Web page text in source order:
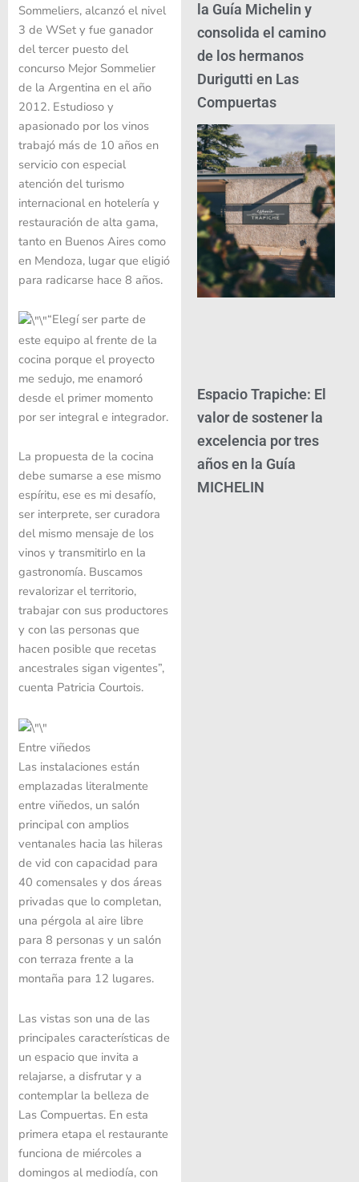
Sommeliers, alcanzó el nivel
3 de WSet y fue ganador
del tercer puesto del
concurso Mejor Sommelier
de la Argentina en el año
2012. Estudioso y
apasionado por los vinos
trabajó más de 10 años en
servicio con especial
atención del turismo
internacional en hotelería y
restauración de alta gama,
tanto en Buenos Aires como
en Mendoza, lugar que eligió
para radicarse hace 8 años.
“Elegí ser parte de
este equipo al frente de la
cocina porque el proyecto
me sedujo, me enamoró
desde el primer momento
por ser integral e integrador.
La propuesta de la cocina
debe sumarse a ese mismo
espíritu, ese es mi desafío,
ser interprete, ser curadora
del mismo mensaje de los
vinos y transmitirlo en la
gastronomía. Buscamos
revalorizar el territorio,
trabajar con sus productores
y con las personas que
hacen posible que recetas
ancestrales sigan vigentes”,
cuenta Patricia Courtois.
Entre viñedos
Las instalaciones están
emplazadas literalmente
entre viñedos, un salón
principal con amplios
ventanales hacia las hileras
de vid con capacidad para
40 comensales y dos áreas
privadas que lo completan,
una pérgola al aire libre
para 8 personas y un salón
con terraza frente a la
montaña para 12 lugares.
Las vistas son una de las
principales características de
un espacio que invita a
relajarse, a disfrutar y a
contemplar la belleza de
Las Compuertas. En esta
primera etapa el restaurante
funciona de miércoles a
domingos al mediodía, con
la Guía Michelin y
consolida el camino
de los hermanos
Durigutti en Las
Compuertas
Espacio Trapiche: El
valor de sostener la
excelencia por tres
años en la Guía
MICHELIN